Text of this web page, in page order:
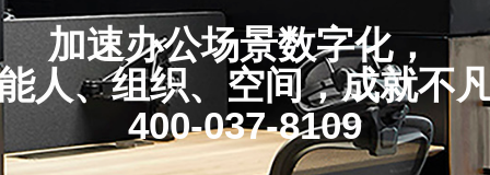
加速办公场景数字化，
人、组织、空间，成就不
400-037-8109